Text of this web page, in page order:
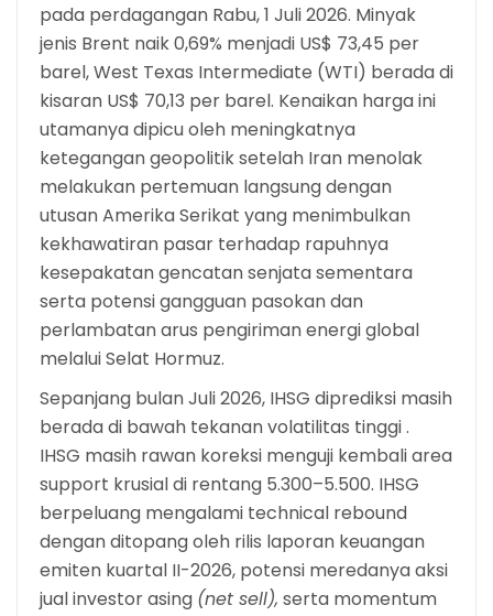
pada perdagangan Rabu, 1 Juli 2026. Minyak
jenis Brent naik 0,69% menjadi US$ 73,45 per
barel, West Texas Intermediate (WTI) berada di
kisaran US$ 70,13 per barel. Kenaikan harga ini
utamanya dipicu oleh meningkatnya
ketegangan geopolitik setelah Iran menolak
melakukan pertemuan langsung dengan
utusan Amerika Serikat yang menimbulkan
kekhawatiran pasar terhadap rapuhnya
kesepakatan gencatan senjata sementara
serta potensi gangguan pasokan dan
perlambatan arus pengiriman energi global
melalui Selat Hormuz.
Sepanjang bulan Juli 2026, IHSG diprediksi masih
berada di bawah tekanan volatilitas tinggi .
IHSG masih rawan koreksi menguji kembali area
support krusial di rentang 5.300–5.500. IHSG
berpeluang mengalami technical rebound
dengan ditopang oleh rilis laporan keuangan
emiten kuartal II-2026, potensi meredanya aksi
jual investor asing (net sell), serta momentum